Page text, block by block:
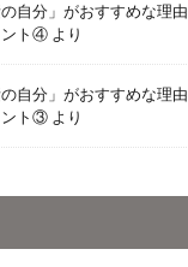
自分」がおすすめな理由
ント④ より
自分」がおすすめな理由
ント③ より